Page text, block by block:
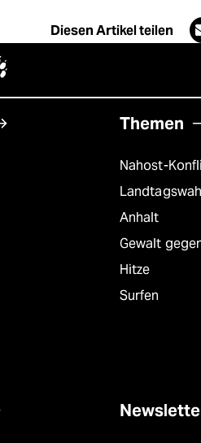
Diesen Artikel teilen
Themen
Nahost-
Anhalt
Gewalt
Hitze
Surfen